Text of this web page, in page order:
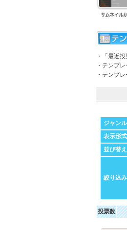
・「最近
・テンプ
・テンプ
ジャンル
表示形式
並び替え
絞り込み
投票数